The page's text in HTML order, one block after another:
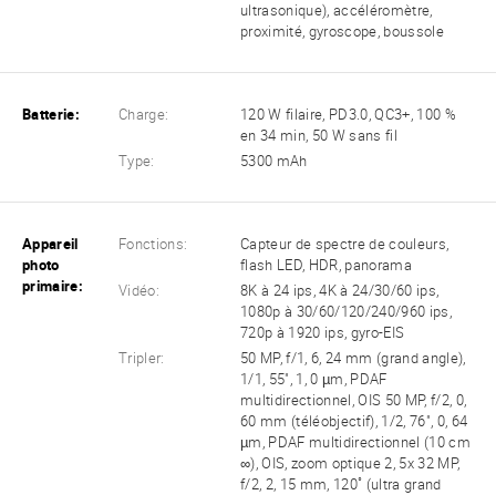
ultrasonique), accéléromètre,
proximité, gyroscope, boussole
Batterie: Charge:
120 W filaire, PD3.0, QC3+, 100 %
en 34 min, 50 W sans fil
Type:
5300 mAh
Appareil
photo
primaire:
Fonctions:
Capteur de spectre de couleurs,
flash LED, HDR, panorama
Vidéo:
8K à 24 ips, 4K à 24/30/60 ips,
1080p à 30/60/120/240/960 ips,
720p à 1920 ips, gyro-EIS
Tripler:
50 MP, f/1, 6, 24 mm (grand angle),
1/1, 55", 1, 0 µm, PDAF
multidirectionnel, OIS 50 MP, f/2, 0,
60 mm (téléobjectif), 1/2, 76", 0, 64
µm, PDAF multidirectionnel (10 cm
∞), OIS, zoom optique 2, 5x 32 MP,
f/2, 2, 15 mm, 120˚ (ultra grand